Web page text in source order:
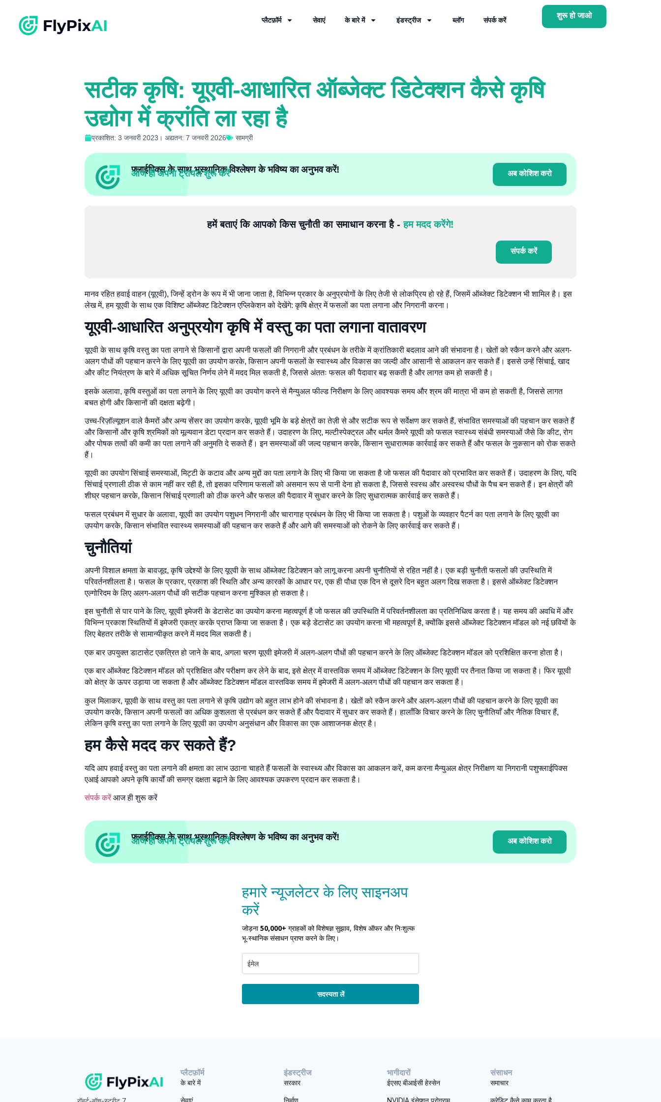
प्लैटफ़ॉर्म सेवाएं के बारे में इंडस्ट्रीज ब्लॉग संपर्क करें
शुरू हो जाओ
सटीक कृषि: यूएवी-आधारित ऑब्जेक्ट डिटेक्शन कैसे कृषि
उद्योग में क्रांति ला रहा है
प्रकाशित: 3 जनवरी 2023। अद्यतन: 7 जनवरी 2026 सामग्री
फ्लाईपिक्स के साथ भूस्थानिक विश्लेषण के भविष्य का अनुभव करें!
आज ही अपना ट्रायल शुरू करें अब कोशिश करो
हमें बताएं कि आपको किस चुनौती का समाधान करना है -हम मदद करेंगे!
संपर्क करें
मानव रहित हवाई वाहन (यूएवी), जिन्हें ड्रोन के रूप में भी जाना जाता है, विभिन्न प्रकार के अनुप्रयोगों के लिए तेजी से लोकप्रिय हो रहे हैं, जिसमें ऑब्जेक्ट डिटेक्शन भी शामिल है। इस
लेख में, हम यूएवी के साथ एक विशिष्ट ऑब्जेक्ट डिटेक्शन एप्लिकेशन को देखेंगे: कृषि क्षेत्र में फसलों का पता लगाना और निगरानी करना।
यूएवी-आधारित अनुप्रयोगकृषि में वस्तु का पता लगानावातावरण
यूएवी के साथ कृषि वस्तु का पता लगाने से किसानों द्वारा अपनी फसलों की निगरानी और प्रबंधन के तरीके में क्रांतिकारी बदलाव आने की संभावना है। खेतों को स्कैन करने और अलग-
अलग पौधों की पहचान करने के लिए यूएवी का उपयोग करके, किसान अपनी फसलों के स्वास्थ्य और विकास का जल्दी और आसानी से आकलन कर सकते हैं। इससे उन्हें सिंचाई, खाद
और कीट नियंत्रण के बारे में अधिक सूचित निर्णय लेने में मदद मिल सकती है, जिससे अंततः फसल की पैदावार बढ़ सकती है और लागत कम हो सकती है।
इसके अलावा, कृषि वस्तुओं का पता लगाने के लिए यूएवी का उपयोग करने से मैन्युअल फील्ड निरीक्षण के लिए आवश्यक समय और श्रम की मात्रा भी कम हो सकती है, जिससे लागत
बचत होगी और किसानों की दक्षता बढ़ेगी।
उच्च-रिज़ॉल्यूशन वाले कैमरों और अन्य सेंसर का उपयोग करके, यूएवी भूमि के बड़े क्षेत्रों का तेज़ी से और सटीक रूप से सर्वेक्षण कर सकते हैं, संभावित समस्याओं की पहचान कर सकते हैं
और किसानों और कृषि श्रमिकों को मूल्यवान डेटा प्रदान कर सकते हैं। उदाहरण के लिए, मल्टीस्पेक्ट्रल और थर्मल कैमरे यूएवी को फसल स्वास्थ्य संबंधी समस्याओं जैसे कि कीट, रोग
और पोषक तत्वों की कमी का पता लगाने की अनुमति दे सकते हैं। इन समस्याओं की जल्द पहचान करके, किसान सुधारात्मक कार्रवाई कर सकते हैं और फसल के नुकसान को रोक सकते
हैं।
यूएवी का उपयोग सिंचाई समस्याओं, मिट्टी के कटाव और अन्य मुद्दों का पता लगाने के लिए भी किया जा सकता है जो फसल की पैदावार को प्रभावित कर सकते हैं। उदाहरण के लिए, यदि
सिंचाई प्रणाली ठीक से काम नहीं कर रही है, तो इसका परिणाम फसलों को असमान रूप से पानी देना हो सकता है, जिससे स्वस्थ और अस्वस्थ पौधों के पैच बन सकते हैं। इन क्षेत्रों की
शीघ्र पहचान करके, किसान सिंचाई प्रणाली को ठीक करने और फसल की पैदावार में सुधार करने के लिए सुधारात्मक कार्रवाई कर सकते हैं।
फसल प्रबंधन में सुधार के अलावा, यूएवी का उपयोग पशुधन निगरानी और चारागाह प्रबंधन के लिए भी किया जा सकता है। पशुओं के व्यवहार पैटर्न का पता लगाने के लिए यूएवी का
उपयोग करके, किसान संभावित स्वास्थ्य समस्याओं की पहचान कर सकते हैं और आगे की समस्याओं को रोकने के लिए कार्रवाई कर सकते हैं।
चुनौतियां
अपनी विशाल क्षमता के बावजूद, कृषि उद्देश्यों के लिए यूएवी के साथ ऑब्जेक्ट डिटेक्शन को लागू करना अपनी चुनौतियों से रहित नहीं है। एक बड़ी चुनौती फसलों की उपस्थिति में
परिवर्तनशीलता है। फसल के प्रकार, प्रकाश की स्थिति और अन्य कारकों के आधार पर, एक ही पौधा एक दिन से दूसरे दिन बहुत अलग दिख सकता है। इससे ऑब्जेक्ट डिटेक्शन
एल्गोरिदम के लिए अलग-अलग पौधों की सटीक पहचान करना मुश्किल हो सकता है।
इस चुनौती से पार पाने के लिए, यूएवी इमेजरी के डेटासेट का उपयोग करना महत्वपूर्ण है जो फसल की उपस्थिति में परिवर्तनशीलता का प्रतिनिधित्व करता है। यह समय की अवधि में और
विभिन्न प्रकाश स्थितियों में इमेजरी एकत्र करके प्राप्त किया जा सकता है। एक बड़े डेटासेट का उपयोग करना भी महत्वपूर्ण है, क्योंकि इससे ऑब्जेक्ट डिटेक्शन मॉडल को नई छवियों के
लिए बेहतर तरीके से सामान्यीकृत करने में मदद मिल सकती है।
एक बार उपयुक्त डाटासेट एकत्रित हो जाने के बाद, अगला चरण यूएवी इमेजरी में अलग-अलग पौधों की पहचान करने के लिए ऑब्जेक्ट डिटेक्शन मॉडल को प्रशिक्षित करना होता है।
एक बार ऑब्जेक्ट डिटेक्शन मॉडल को प्रशिक्षित और परीक्षण कर लेने के बाद, इसे क्षेत्र में वास्तविक समय में ऑब्जेक्ट डिटेक्शन के लिए यूएवी पर तैनात किया जा सकता है। फिर यूएवी
को क्षेत्र के ऊपर उड़ाया जा सकता है और ऑब्जेक्ट डिटेक्शन मॉडल वास्तविक समय में इमेजरी में अलग-अलग पौधों की पहचान कर सकता है।
कुल मिलाकर, यूएवी के साथ वस्तु का पता लगाने से कृषि उद्योग को बहुत लाभ होने की संभावना है। खेतों को स्कैन करने और अलग-अलग पौधों की पहचान करने के लिए यूएवी का
उपयोग करके, किसान अपनी फसलों का अधिक कुशलता से प्रबंधन कर सकते हैं और पैदावार में सुधार कर सकते हैं। हालाँकि विचार करने के लिए चुनौतियाँ और नैतिक विचार हैं,
लेकिन कृषि वस्तु का पता लगाने के लिए यूएवी का उपयोग अनुसंधान और विकास का एक आशाजनक क्षेत्र है।
हम कैसे मदद कर सकते हैं?
यदि आप हवाई वस्तु का पता लगाने की क्षमता का लाभ उठाना चाहते हैंफसलों के स्वास्थ्य और विकास का आकलन करें, कम करनामैन्युअल क्षेत्र निरीक्षण यानिगरानीपशुफ्लाईपिक्स
एआई आपको अपने कृषि कार्यों की समग्र दक्षता बढ़ाने के लिए आवश्यक उपकरण प्रदान कर सकता है।
संपर्क करें आज ही शुरू करें
फ्लाईपिक्स के साथ भूस्थानिक विश्लेषण के भविष्य का अनुभव करें!
आज ही अपना ट्रायल शुरू करें अब कोशिश करो
हमारे न्यूजलेटर के लिए साइनअप
करें
जोड़ना50,000+ ग्राहकों को विशेषज्ञ सुझाव, विशेष ऑफर और निःशुल्क
भू-स्थानिक संसाधन प्राप्त करने के लिए।
सदस्यता लें
प्लैटफ़ॉर्म
के बारे में
सेवाएं
इंडस्ट्रीज
सरकार
निर्माण
भागीदारों
ईएसए बीआईसी हेस्सेन
NVIDIA इंसेप्शन प्रोग्राम
संसाधन
समाचार
क्रेडिट कैसे काम करता है